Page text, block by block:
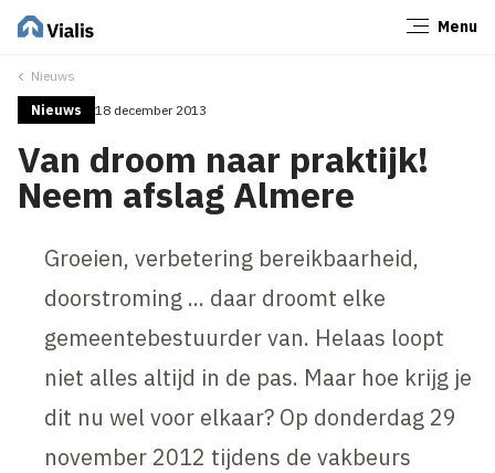
Menu
Nieuws
Nieuws 18 december 2013
Van droom naar praktijk!
Neem afslag Almere
Groeien, verbetering bereikbaarheid,
doorstroming ... daar droomt elke
gemeentebestuurder van. Helaas loopt
niet alles altijd in de pas. Maar hoe krijg je
dit nu wel voor elkaar? Op donderdag 29
november 2012 tijdens de vakbeurs
Sluiten